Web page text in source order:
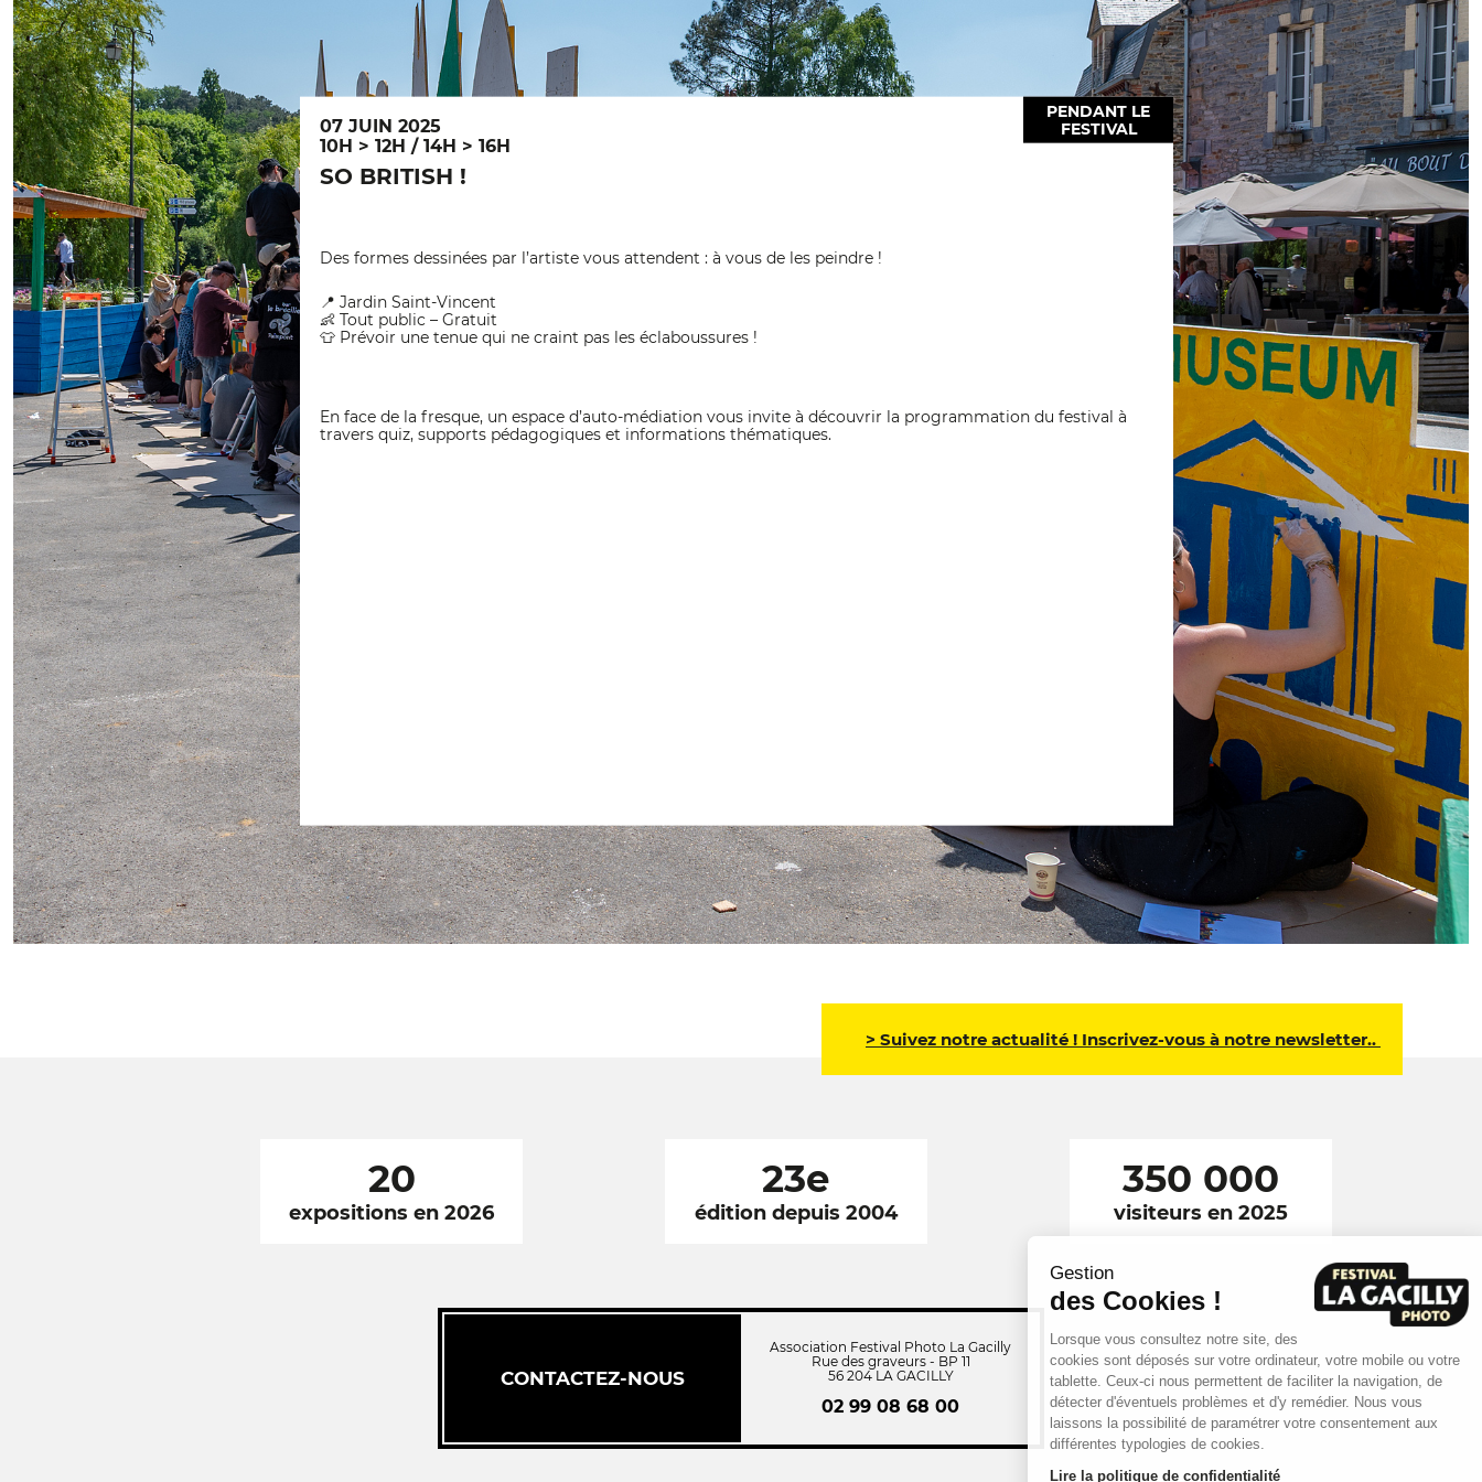
Gestion
des Cookies !
Lorsque vous consultez notre site, des
cookies sont déposés sur votre ordinateur, votre mobile ou votre
tablette. Ceux-ci nous permettent de faciliter la navigation, de
détecter d'éventuels problèmes et d'y remédier. Nous vous
laissons la possibilité de paramétrer votre consentement aux
différentes typologies de cookies.
Lire la politique de confidentialité
PENDANT LE
FESTIVAL
07 JUIN 2025
10H > 12H / 14H > 16H
SO BRITISH !
Des formes dessinées par l’artiste vous attendent : à vous de les peindre !
📍 Jardin Saint-Vincent
👶 Tout public – Gratuit
👕 Prévoir une tenue qui ne craint pas les éclaboussures !
En face de la fresque, un espace d’auto-médiation vous invite à découvrir la programmation du festival à
travers quiz, supports pédagogiques et informations thématiques.
> Suivez notre actualité ! Inscrivez-vous à notre newsletter..
20
expositions en 2026
23e
édition depuis 2004
350 000
visiteurs en 2025
CONTACTEZ-NOUS
Association Festival Photo La Gacilly
Rue des graveurs - BP 11
56 204 LA GACILLY
02 99 08 68 00